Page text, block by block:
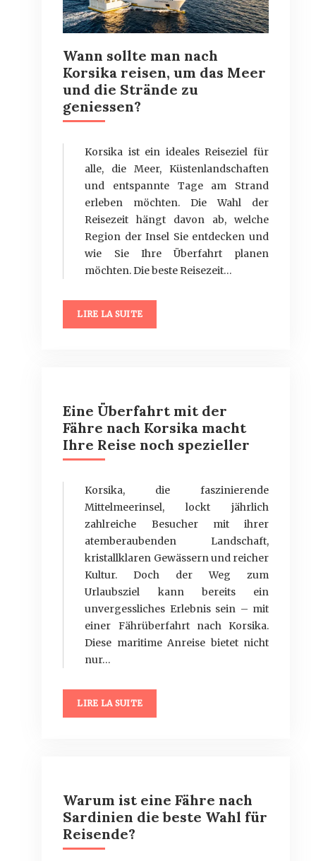
Wann sollte man nach
Korsika reisen, um das Meer
und die Strände zu
geniessen?
Korsika ist ein ideales Reiseziel für
alle, die Meer, Küstenlandschaften
und entspannte Tage am Strand
erleben möchten. Die Wahl der
Reisezeit hängt davon ab, welche
Region der Insel Sie entdecken und
wie Sie Ihre Überfahrt planen
möchten. Die beste Reisezeit…
LIRE LA SUITE
Eine Überfahrt mit der
Fähre nach Korsika macht
Ihre Reise noch spezieller
Korsika, die faszinierende
Mittelmeerinsel, lockt jährlich
zahlreiche Besucher mit ihrer
atemberaubenden Landschaft,
kristallklaren Gewässern und reicher
Kultur. Doch der Weg zum
Urlaubsziel kann bereits ein
unvergessliches Erlebnis sein – mit
einer Fährüberfahrt nach Korsika.
Diese maritime Anreise bietet nicht
nur…
LIRE LA SUITE
Warum ist eine Fähre nach
Sardinien die beste Wahl für
Reisende?